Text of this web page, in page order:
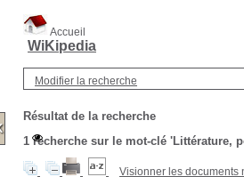
Accueil
WiKipedia
Modifier la recherche
Résultat de la recherche
1 recherche sur le mot-clé 'Littérature,
Visionner les documents